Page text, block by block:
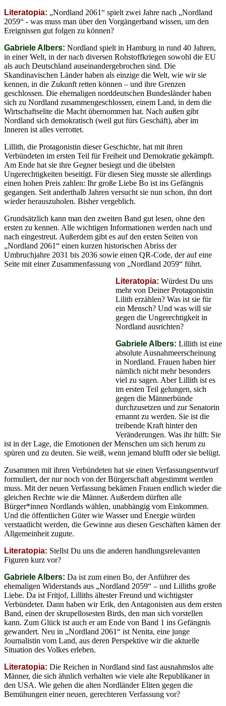
Literatopia: „Nordland 2061“ spielt zwei Jahre nach „Nordland
2059“ - was muss man über den Vorgängerband wissen, um den
Ereignissen gut folgen zu können?
Gabriele Albers: Nordland spielt in Hamburg in rund 40 Jahren,
in einer Welt, in der nach diversen Rohstoffkriegen sowohl die EU
als auch Deutschland auseinandergebrochen sind. Die
Skandinavischen Länder haben als einzige die Welt, wie wir sie
kennen, in die Zukunft retten können – und ihre Grenzen
geschlossen. Die ehemaligen norddeutschen Bundesländer haben
sich zu Nordland zusammengeschlossen, einem Land, in dem die
Wirtschaftselite die Macht übernommen hat. Nach außen gibt
Nordland sich demokratisch (weil gut fürs Geschäft), aber im
Inneren ist alles verrottet.
Lillith, die Protagonistin dieser Geschichte, hat mit ihren
Verbündeten im ersten Teil für Freiheit und Demokratie gekämpft.
Am Ende hat sie ihre Gegner besiegt und die übelsten
Ungerechtigkeiten beseitigt. Für diesen Sieg musste sie allerdings
einen hohen Preis zahlen: Ihr große Liebe Bo ist ins Gefängnis
gegangen. Seit anderthalb Jahren versucht sie nun schon, ihn dort
wieder herauszuholen. Bisher vergeblich.
Grundsätzlich kann man den zweiten Band gut lesen, ohne den
ersten zu kennen. Alle wichtigen Informationen werden nach und
nach eingestreut. Außerdem gibt es auf den ersten Seiten von
„Nordland 2061“ einen kurzen historischen Abriss der
Umbruchjahre 2031 bis 2036 sowie einen QR-Code, der auf eine
Seite mit einer Zusammenfassung von „Nordland 2059“ führt.
Literatopia: Würdest Du uns
mehr von Deiner Protagonistin
Lilith erzählen? Was ist sie für
ein Mensch? Und was will sie
gegen die Ungerechtigkeit in
Nordland ausrichten?
Gabriele Albers: Lillith ist eine
absolute Ausnahmeerscheinung
in Nordland. Frauen haben hier
nämlich nicht mehr besonders
viel zu sagen. Aber Lillith ist es
im ersten Teil gelungen, sich
gegen die Männerbünde
durchzusetzen und zur Senatorin
ernannt zu werden. Sie ist die
treibende Kraft hinter den
Veränderungen. Was ihr hilft: Sie
ist in der Lage, die Emotionen der Menschen um sich herum zu
spüren und zu deuten. Sie weiß, wenn jemand blufft oder sie belügt.
Zusammen mit ihren Verbündeten hat sie einen Verfassungsentwurf
formuliert, der nur noch von der Bürgerschaft abgestimmt werden
muss. Mit der neuen Verfassung bekämen Frauen endlich wieder die
gleichen Rechte wie die Männer. Außerdem dürften alle
Bürger*innen Nordlands wählen, unabhängig vom Einkommen.
Und die öffentlichen Güter wie Wasser und Energie würden
verstaatlicht werden, die Gewinne aus diesen Geschäften kämen der
Allgemeinheit zugute.
Literatopia: Stellst Du uns die anderen handlungsrelevanten
Figuren kurz vor?
Gabriele Albers: Da ist zum einen Bo, der Anführer des
ehemaligen Widerstands aus „Nordland 2059“ – und Lilliths große
Liebe. Da ist Fritjof, Lilliths ältester Freund und wichtigster
Verbündeter. Dann haben wir Erik, den Antagonisten aus dem ersten
Band, einen der skrupellosesten Birds, den man sich vorstellen
kann. Zum Glück ist auch er am Ende von Band 1 ins Gefängnis
gewandert. Neu in „Nordland 2061“ ist Nenita, eine junge
Journalistin vom Land, aus deren Perspektive wir die aktuelle
Situation des Volkes erleben.
Literatopia: Die Reichen in Nordland sind fast ausnahmslos alte
Männer, die sich ähnlich verhalten wie viele alte Republikaner in
den USA. Wie gehen die alten Nordländer Eliten gegen die
Bemühungen einer neuen, gerechteren Verfassung vor?